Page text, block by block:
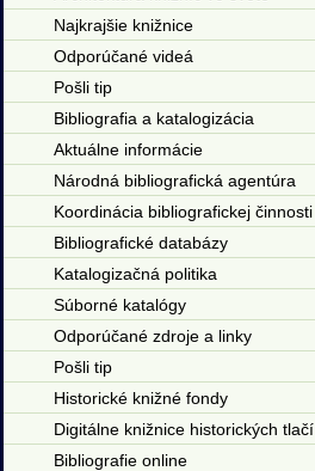
Najkrajšie knižnice
Odporúčané videá
Pošli tip
Bibliografia a katalogizácia
Aktuálne informácie
Národná bibliografická agentúra
Koordinácia bibliografickej činnosti
Bibliografické databázy
Katalogizačná politika
Súborné katalógy
Odporúčané zdroje a linky
Pošli tip
Historické knižné fondy
Digitálne knižnice historických tlačí
Bibliografie online